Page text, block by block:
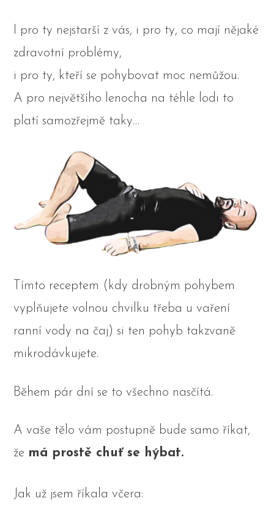
I pro ty nejstarší z vás, i pro ty, co mají nějaké
zdravotní problémy,
i pro ty, kteří se pohybovat moc nemůžou.
A pro největšího lenocha na téhle lodi to
platí samozřejmě taky…
Tímto receptem (kdy drobným pohybem
vyplňujete volnou chvilku třeba u vaření
ranní vody na čaj) si ten pohyb takzvaně
mikrodávkujete.
Během pár dní se to všechno nasčítá.
A vaše tělo vám postupně bude samo říkat,
že má prostě chuť se hýbat.
Jak už jsem říkala včera: